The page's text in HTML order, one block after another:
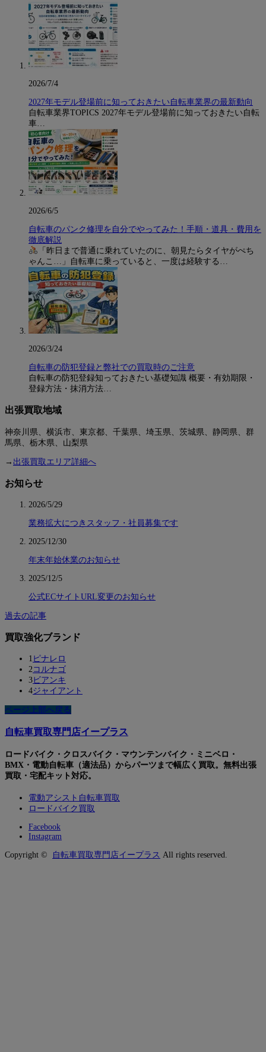
2026/7/4
2027年モデル登場前に知っておきたい自転車業界の最新動向
自転車業界TOPICS 2027年モデル登場前に知っておきたい自転
車…
2026/6/5
自転車のパンク修理を自分でやってみた！手順・道具・費用を
徹底解説
「昨日まで普通に乗れていたのに、朝見たらタイヤがぺち
ゃんこ…」自転車に乗っていると、一度は経験する…
2026/3/24
自転車の防犯登録と弊社での買取時のご注意
自転車の防犯登録知っておきたい基礎知識 概要・有効期限・
登録方法・抹消方法…
出張買取地域
神奈川県、横浜市、東京都、千葉県、埼玉県、茨城県、静岡県、群
馬県、栃木県、山梨県
→ 出張買取エリア詳細へ
お知らせ
2026/5/29
業務拡大につきスタッフ・社員募集です
2025/12/30
年末年始休業のお知らせ
2025/12/5
公式ECサイトURL変更のお知らせ
過去の記事
買取強化ブランド
1 ピナレロ
2コルナゴ
3 ビアンキ
4ジャイアント
ページ上部へ戻る
自転車買取専門店イープラス
ロードバイク・クロスバイク・マウンテンバイク・ミニベロ・
BMX・電動自転車（適法品）からパーツまで幅広く買取。無料出張
買取・宅配キット対応。
電動アシスト自転車買取
ロードバイク買取
Facebook
Instagram
Copyright © 自転車買取専門店イープラス All rights reserved.